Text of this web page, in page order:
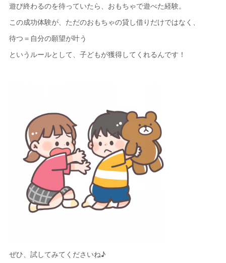
遊び終わるのを待っていたら、おもちゃで遊べた経験。
この成功体験が、ただのおもちゃの貸し借りだけではなく、
待つ＝自分の願望が叶う
というルールとして、子どもが獲得してくれるんです！
ぜひ、試してみてくださいね♪